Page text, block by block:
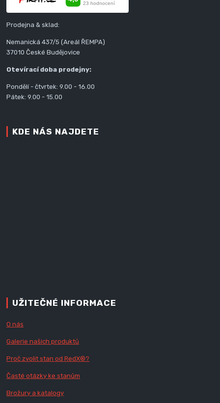
Prodejna & sklad:
Nemanická 437/5 (Areál ŘEMPA)
37010 České Budějovice
Otevírací doba prodejny:
Pondělí - čtvrtek: 9.00 - 16.00
Pátek: 9.00 - 15.00
KDE NÁS NAJDETE
UŽITEČNÉ INFORMACE
O nás
Galerie našich produktů
Proč zvolit stan od RedX®?
Časté otázky ke stanům
Brožury a katalogy